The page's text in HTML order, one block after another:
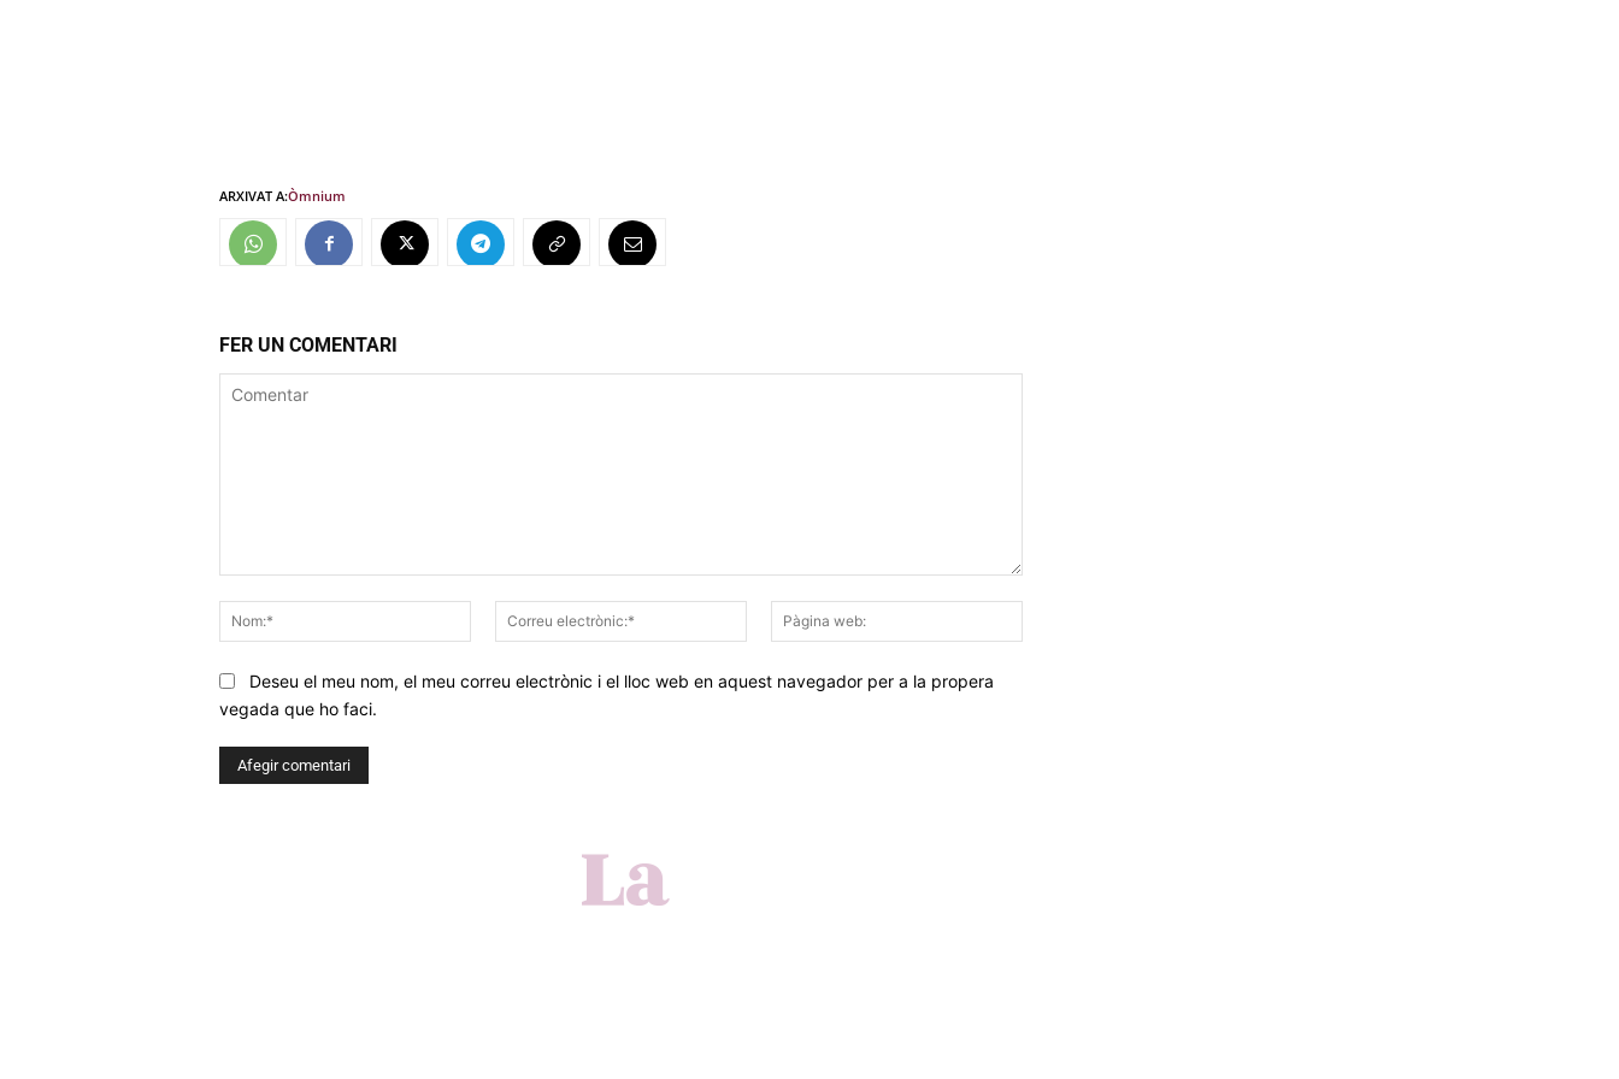
ARXIVAT A:Òmnium
FER UN COMENTARI
Nom:*
Correu
electrònic:*
web:
Deseu el meu nom, el meu correu electrònic i el lloc web en aquest navegador per a la propera
vegada que ho faci.